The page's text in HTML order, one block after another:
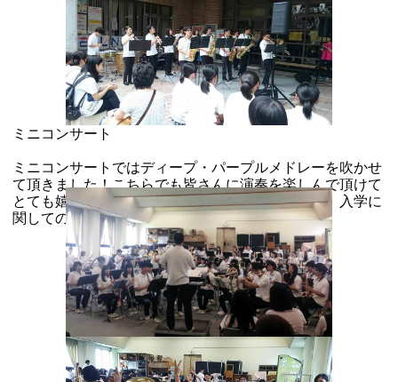
ミニコンサート
ミニコンサートではディープ・パープルメドレーを吹かせ
て頂きました！こちらでも皆さんに演奏を楽しんで頂けて
とても嬉しかったです。その後、現役部員と入部、入学に
関してのご相談もさせて頂きました！